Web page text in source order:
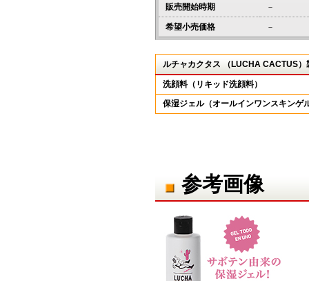
販売開始時期 －
希望小売価格 －
ルチャカクタス （LUCHA CACTUS）
洗顔料（リキッド洗顔料）
保湿ジェル（オールインワンスキンゲ
参考画像